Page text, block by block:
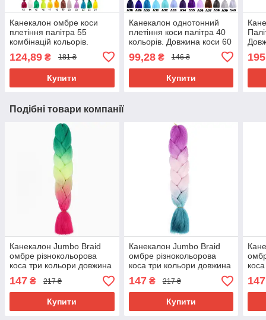
Канекалон омбре коси
плетіння палітра 55
комбінацій кольорів.
Термостійкий
124,89 ₴ 181 ₴
Купити
Канекалон однотонний
плетіння коси палітра 40
кольорів. Довжина коси 60
99,28₴ 146 ₴
Купити
195
Подібні товари компанії
Канекалон Jumbo Braid
омбре різнокольорова
коса три кольори довжина
60 см Вага 100 грам
Термостійкий C30
147 ₴ 217 ₴
Купити
Канекалон Jumbo Braid
омбре різнокольорова
коса три кольори довжина
60 см Вага 100 грам
Термостійкий C31
147₴ 217 ₴
Купити
60
147